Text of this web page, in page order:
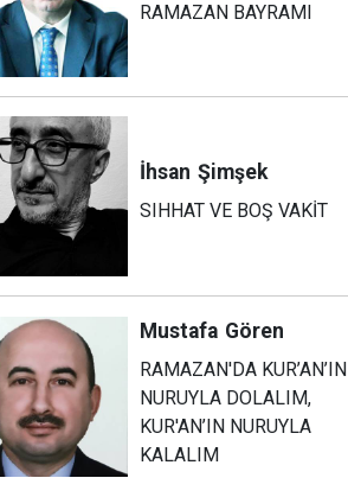
RAMAZAN BAYRAMI
İhsan Şimşek
SIHHAT VE BOŞ VAKİT
Mustafa Gören
RAMAZAN'DA KUR’AN’IN
NURUYLA DOLALIM,
KUR'AN’IN NURUYLA
KALALIM